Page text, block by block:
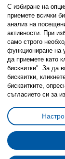
FacebookTwitter
Избор на
Условия за
Политика за
С избиране на
приемете всички
анализ на
активности. При
само строго
функциониране на
да приемете като
бисквитки". За да
бисквитки,
бисквитките,
съгласието си за